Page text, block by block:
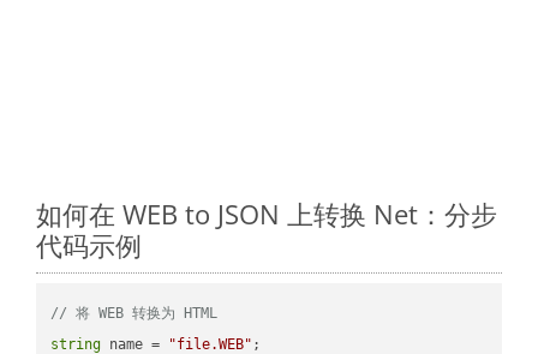
如何在 WEB to JSON 上转换 Net：分步
代码示例
// 将 WEB 转换为 HTML
string name = "file.WEB"